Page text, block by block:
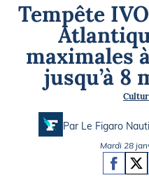
Tempête
maximales
jusqu’à 8
Par Le Figaro
Mardi 28